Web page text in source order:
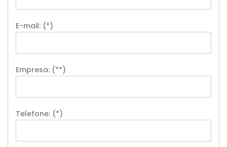
E-mail: (*)
Empresa: (**)
Telefone: (*)